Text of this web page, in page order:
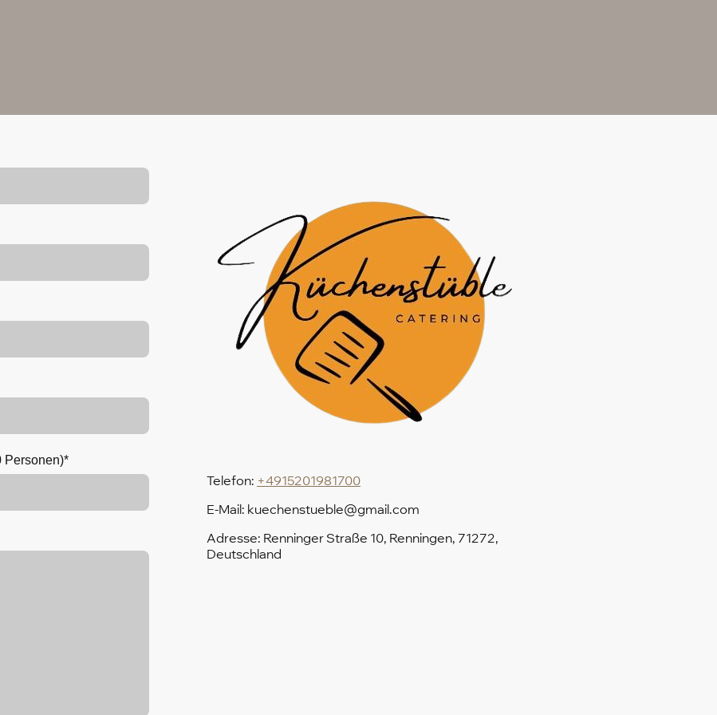
Personen)*
Telefon: +4915201981700
E-Mail: kuechenstueble@gmail.com
Adresse: Renninger Straße 10, Renningen, 71272,
Deutschland